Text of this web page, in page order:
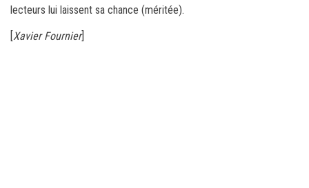
lecteurs lui laissent sa chance (méritée).
[Xavier Fournier]